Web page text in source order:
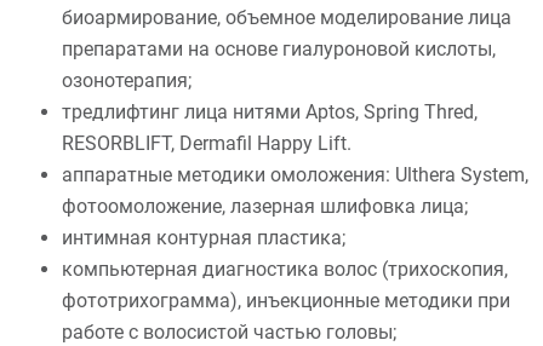
биоармирование, объемное моделирование лица
препаратами на основе гиалуроновой кислоты,
озонотерапия;
тредлифтинг лица нитями Aptos, Spring Thred,
RESORBLIFT, Dermafil Happy Lift.
аппаратные методики омоложения: Ulthera System,
фотоомоложение, лазерная шлифовка лица;
интимная контурная пластика;
компьютерная диагностика волос (трихоскопия,
фототрихограмма), инъекционные методики при
работе с волосистой частью головы;